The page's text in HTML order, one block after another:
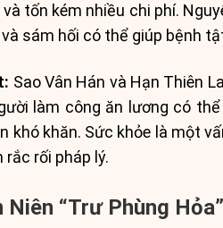
tốn kém nhiều chi phí.
và sám hối có thể giúp bệnh
Sao Vân Hán và Hạn Thiên
làm công ăn lương có
khó khăn. Sức khỏe là một
rắc rối pháp lý.
Niên “Trư Phùng Hỏa”